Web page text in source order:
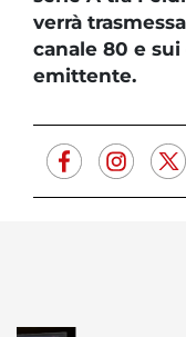
verrà
canale 80 e
emittente.